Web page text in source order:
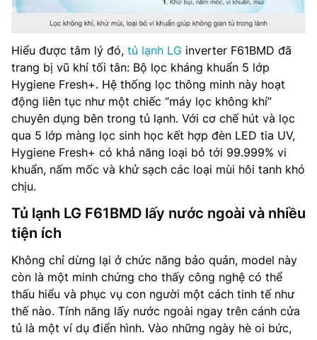
Hiểu được tâm lý đó, tủ lạnh LG inverter F61BMD đã
trang bị vũ khí tối tân: Bộ lọc kháng khuẩn 5 lớp
Hygiene Fresh+. Hệ thống lọc thông minh này hoạt
động liên tục như một chiếc “máy lọc không khí”
chuyên dụng bên trong tủ lạnh. Với cơ chế hút và lọc
qua 5 lớp màng lọc sinh học kết hợp đèn LED tia UV,
Hygiene Fresh+ có khả năng loại bỏ tới 99.999% vi
khuẩn, nấm mốc và khử sạch các loại mùi hôi tanh khó
chịu.
Tủ lạnh LG F61BMD lấy nước ngoài và nhiều
tiện ích
Không chỉ dừng lại ở chức năng bảo quản, model này
còn là một minh chứng cho thấy công nghệ có thể
thấu hiểu và phục vụ con người một cách tinh tế như
thế nào. Tính năng lấy nước ngoài ngay trên cánh cửa
tủ là một ví dụ điển hình. Vào những ngày hè oi bức,